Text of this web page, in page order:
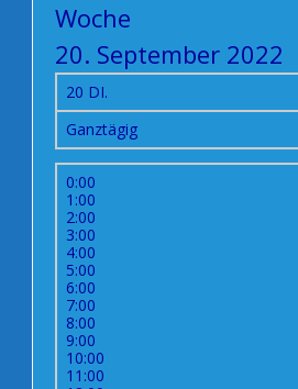
Woche
20. September 2022
20 DI.
Ganztägig
0:00
1:00
2:00
3:00
4:00
5:00
6:00
7:00
8:00
9:00
10:00
11:00